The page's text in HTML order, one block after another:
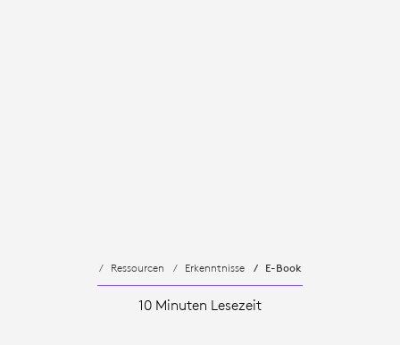
Ressourcen Erkenntnisse E-Book
10 Minuten Lesezeit